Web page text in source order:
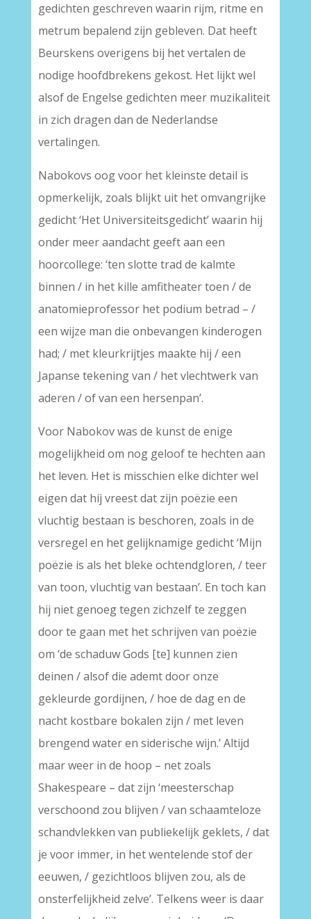
gedichten geschreven waarin rijm, ritme en
metrum bepalend zijn gebleven. Dat heeft
Beurskens overigens bij het vertalen de
nodige hoofdbrekens gekost. Het lijkt wel
alsof de Engelse gedichten meer muzikaliteit
in zich dragen dan de Nederlandse
vertalingen.
Nabokovs oog voor het kleinste detail is
opmerkelijk, zoals blijkt uit het omvangrijke
gedicht ‘Het Universiteitsgedicht’ waarin hij
onder meer aandacht geeft aan een
hoorcollege: ‘ten slotte trad de kalmte
binnen / in het kille amfitheater toen / de
anatomieprofessor het podium betrad – /
een wijze man die onbevangen kinderogen
had; / met kleurkrijtjes maakte hij / een
Japanse tekening van / het vlechtwerk van
aderen / of van een hersenpan’.
Voor Nabokov was de kunst de enige
mogelijkheid om nog geloof te hechten aan
het leven. Het is misschien elke dichter wel
eigen dat hij vreest dat zijn poëzie een
vluchtig bestaan is beschoren, zoals in de
versregel en het gelijknamige gedicht ‘Mijn
poëzie is als het bleke ochtendgloren, / teer
van toon, vluchtig van bestaan’. En toch kan
hij niet genoeg tegen zichzelf te zeggen
door te gaan met het schrijven van poëzie
om ‘de schaduw Gods [te] kunnen zien
deinen / alsof die ademt door onze
gekleurde gordijnen, / hoe de dag en de
nacht kostbare bokalen zijn / met leven
brengend water en siderische wijn.’ Altijd
maar weer in de hoop – net zoals
Shakespeare – dat zijn ‘meesterschap
verschoond zou blijven / van schaamteloze
schandvlekken van publiekelijk geklets, / dat
je voor immer, in het wentelende stof der
eeuwen, / gezichtloos blijven zou, als de
onsterfelijkheid zelve’. Telkens weer is daar